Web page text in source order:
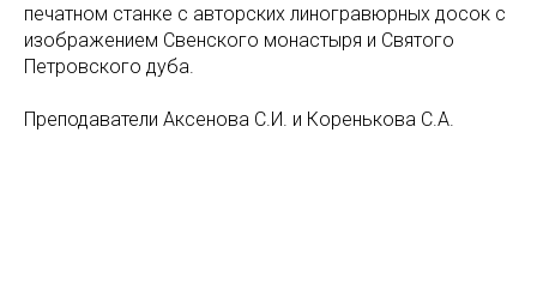
печатном станке с авторских линогравюрных досок с
изображением Свенского монастыря и Святого
Петровского дуба.
Преподаватели Аксенова С.И. и Коренькова С.А.